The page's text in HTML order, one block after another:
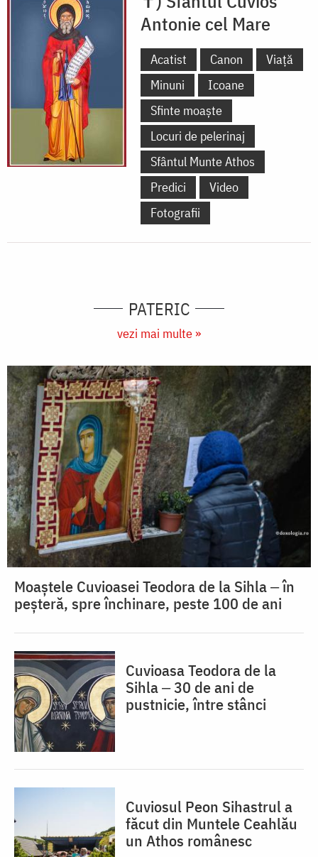
Antonie cel Mare
Acatist Canon
Viață
Minuni
Icoane
Sfinte moaște
Locuri de pelerinaj
Sfântul Munte Athos
Predici
Video
Fotografii
PATERIC
vezi mai multe »
Moaștele Cuvioasei Teodora de la Sihla ‒ în
peșteră, spre închinare, peste 100 de ani
Cuvioasa Teodora de la
Sihla ‒ 30 de ani de
pustnicie, între stânci
Cuviosul Peon Sihastrul a
făcut din Muntele Ceahlău
un Athos românesc